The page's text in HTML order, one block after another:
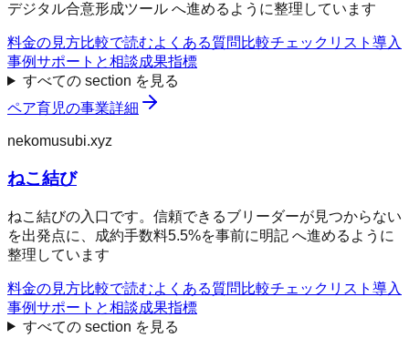
デジタル合意形成ツール へ進めるように整理しています
料金の見方比較で読むよくある質問 比較チェックリスト 導入
事例サポートと相談成果指標
すべての section を見る
ペア育児の事業詳細
nekomusubi.xyz
ねこ結び
ねこ結びの入口です。信頼できるブリーダーが見つからない
を出発点に、成約手数料5.5%を事前に明記 へ進めるように
整理しています
料金の見方比較で読むよくある質問 比較チェックリスト 導入
事例サポートと相談成果指標
すべての section を見る